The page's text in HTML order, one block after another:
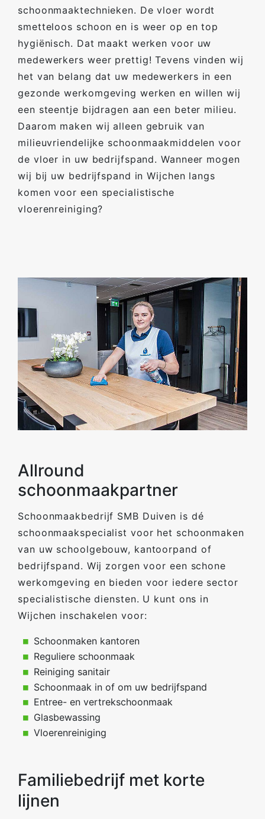
schoonmaaktechnieken. De vloer wordt
smetteloos schoon en is weer op en top
hygiënisch. Dat maakt werken voor uw
medewerkers weer prettig! Tevens vinden wij
het van belang dat uw medewerkers in een
gezonde werkomgeving werken en willen wij
een steentje bijdragen aan een beter milieu.
Daarom maken wij alleen gebruik van
milieuvriendelijke schoonmaakmiddelen voor
de vloer in uw bedrijfspand. Wanneer mogen
wij bij uw bedrijfspand in Wijchen langs
komen voor een specialistische
vloerenreiniging?
Allround
schoonmaakpartner
Schoonmaakbedrijf SMB Duiven is dé
schoonmaakspecialist voor het schoonmaken
van uw schoolgebouw, kantoorpand of
bedrijfspand. Wij zorgen voor een schone
werkomgeving en bieden voor iedere sector
specialistische diensten. U kunt ons in
Wijchen inschakelen voor:
Schoonmaken kantoren
Reguliere schoonmaak
Reiniging sanitair
Schoonmaak in of om uw bedrijfspand
Entree- en vertrekschoonmaak
Glasbewassing
Vloerenreiniging
Familiebedrijf met korte
lijnen